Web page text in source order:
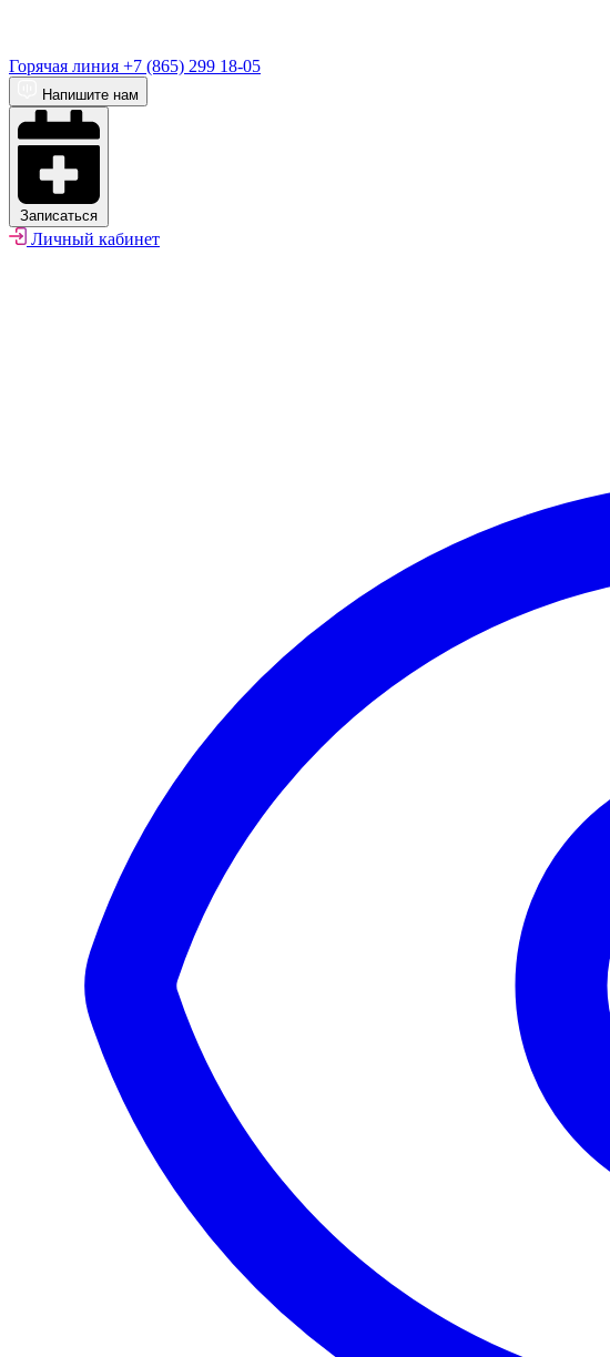
Горячая линия +7 (865) 299 18-05
Напишите нам
Записаться
Личный кабинет